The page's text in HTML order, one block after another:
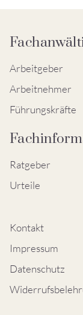
Arbeitgeber
Arbeitnehmer
Führungskräfte
Ratgeber
Urteile
Kontakt
Impressum
Datenschutz